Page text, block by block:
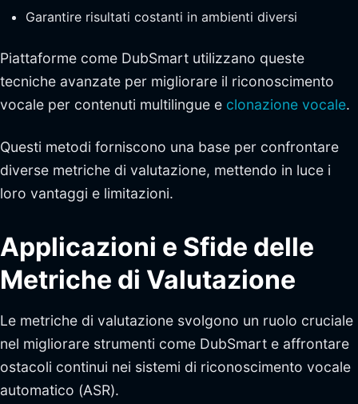
Garantire risultati costanti in ambienti diversi
Piattaforme come DubSmart utilizzano queste
tecniche avanzate per migliorare il riconoscimento
vocale per contenuti multilingue e clonazione vocale.
Questi metodi forniscono una base per confrontare
diverse metriche di valutazione, mettendo in luce i
loro vantaggi e limitazioni.
Applicazioni e Sfide delle
Metriche di Valutazione
Le metriche di valutazione svolgono un ruolo cruciale
nel migliorare strumenti come DubSmart e affrontare
ostacoli continui nei sistemi di riconoscimento vocale
automatico (ASR).